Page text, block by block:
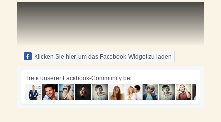
Klicken Sie hier, um das Facebook-Widget zu laden
Trete unserer Facebook-Community bei